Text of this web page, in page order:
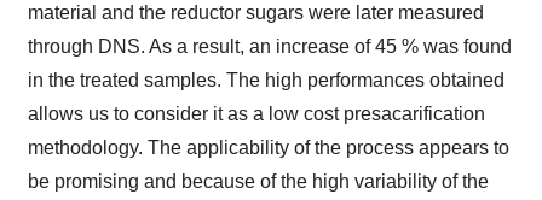
material and the reductor sugars were later measured
through DNS. As a result, an increase of 45 % was found
in the treated samples. The high performances obtained
allows us to consider it as a low cost presacarification
methodology. The applicability of the process appears to
be promising and because of the high variability of the